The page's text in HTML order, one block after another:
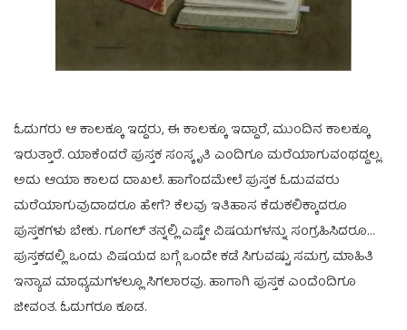
ಓದುಗರು ಆ ಕಾಲಕ್ಕೂ ಇದ್ದರು, ಈ ಕಾಲಕ್ಕೂ ಇದ್ದಾರೆ, ಮುಂದಿನ ಕಾಲಕ್ಕೂ
ಇರುತ್ತಾರೆ. ಯಾಕೆಂದರೆ ಪುಸ್ತಕ ಸಂಸ್ಕೃತಿ ಎಂದಿಗೂ ಮರೆಯಾಗುವಂಥದ್ದಲ್ಲ.
ಅದು ಆಯಾ ಕಾಲದ ದಾಖಲೆ. ಹಾಗೆಂದಮೇಲೆ ಪುಸ್ತಕ ಓದುವವರು
ಮರೆಯಾಗುವುದಾದರೂ ಹೇಗೆ? ಕೆಲವು ಇತಿಹಾಸ ಕೆದುಕಲಿಕ್ಕಾದರೂ
ಪುಸ್ತಕಗಳು ಬೇಕು. ಗೂಗಲ್ ತನ್ನಲ್ಲಿ ಎಷ್ಟೇ ವಿಷಯಗಳನ್ನು ಸಂಗ್ರಹಿಸಿದರೂ…
ಪುಸ್ತಕದಲ್ಲಿ ಒಂದು ವಿಷಯದ ಬಗ್ಗೆ ಒಂದೇ ಕಡೆ ಸಿಗುವಷ್ಟು ಸಮಗ್ರ ಮಾಹಿತಿ
ಇನ್ಯಾವ ಮಾಧ್ಯಮಗಳಲ್ಲೂ ಸಿಗಲಾರವು. ಹಾಗಾಗಿ ಪುಸ್ತಕ ಎಂದೆಂದಿಗೂ
ಜೀವಂತ. ಓದುಗರೂ ಕೂಡ.